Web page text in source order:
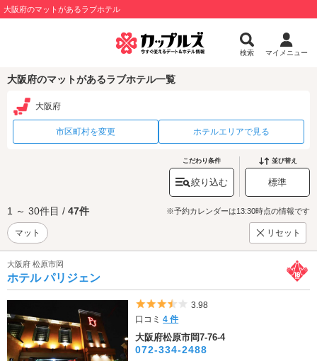
大阪府のマットがあるラブホテル
検索 マイメニュー
大阪府のマットがあるラブホテル一覧
大阪府
市区町村を変更 ホテルエリアで見る
こだわり条件
絞り込む
並び替え
標準
1 ～ 30件目 / 47件 ※予約カレンダーは13:30時点の情報です
マット リセット
大阪府 松原市岡
ホテル パリジェン
5つ星のうち3.5
3.98
口コミ4 件
大阪府松原市岡7-76-4
072-334-2488